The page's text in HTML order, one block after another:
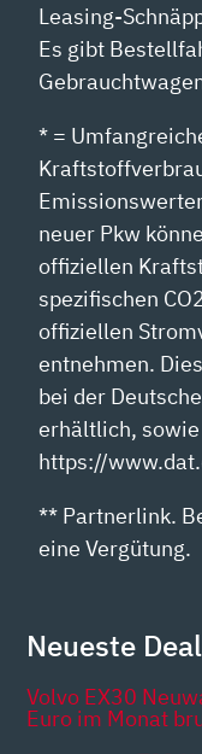
Leasing-
Es gibt
* =
neuer Pkw
offiziellen
spezifischen
offiziellen
entnehmen.
bei der
erhältlich,
https://
** Partnerlink.
eine Vergütung.
Neueste
Volvo EX30
Euro im Monat